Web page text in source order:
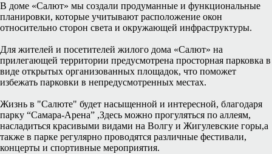
В доме «Салют» мы создали продуманные и функциональные
планировки, которые учитывают расположение окон
относительно сторон света и окружающей инфраструктуры.
Для жителей и посетителей жилого дома «Салют» на
прилегающей территории предусмотрена просторная парковка в
виде открытых организованных площадок, что поможет
избежать парковки в непредусмотренных местах.
Жизнь в "Салюте" будет насыщенной и интересной, благодаря
парку “Самара-Арена” ,Здесь можно прогуляться по аллеям,
насладиться красивыми видами на Волгу и Жигулевские горы,а
также в парке регулярно проводятся различные фестивали,
концерты и спортивные мероприятия.